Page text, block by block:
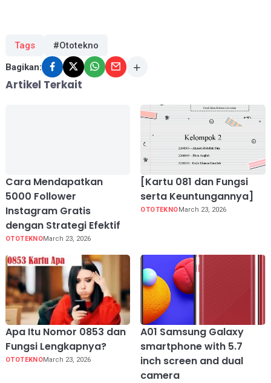
Tags #Ototekno
Bagikan:
Artikel Terkait
Cara Mendapatkan
5000 Follower
Instagram Gratis
dengan Strategi Efektif
OTOTEKNOMarch 23, 2026
[Kartu 081 dan Fungsi
serta Keuntungannya]
OTOTEKNOMarch 23, 2026
Apa Itu Nomor 0853 dan
Fungsi Lengkapnya?
OTOTEKNOMarch 23, 2026
A01 Samsung Galaxy
smartphone with 5.7
inch screen and dual
camera